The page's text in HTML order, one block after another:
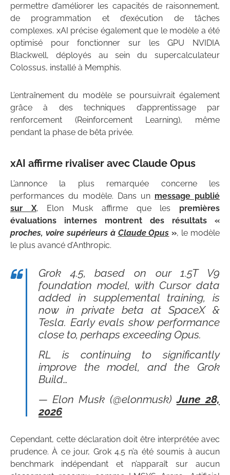
permettre d’améliorer les capacités de raisonnement,
de programmation et d’exécution de tâches
complexes. xAI précise également que le modèle a été
optimisé pour fonctionner sur les GPU NVIDIA
Blackwell, déployés au sein du supercalculateur
Colossus, installé à Memphis.
L’entraînement du modèle se poursuivrait également
grâce à des techniques d’apprentissage par
renforcement (Reinforcement Learning), même
pendant la phase de bêta privée.
xAI affirme rivaliser avec Claude Opus
L’annonce la plus remarquée concerne les
performances du modèle. Dans un message publié
sur X, Elon Musk affirme que les premières
évaluations internes montrent des résultats «
proches, voire supérieurs à Claude Opus », le modèle
le plus avancé d’Anthropic.
Grok 4.5, based on our 1.5T V9
foundation model, with Cursor data
added in supplemental training, is
now in private beta at SpaceX &
Tesla. Early evals show performance
close to, perhaps exceeding Opus.
RL is continuing to significantly
improve the model, and the Grok
Build…
— Elon Musk (@elonmusk)June 28,
2026
Cependant, cette déclaration doit être interprétée avec
prudence. À ce jour, Grok 4.5 n’a été soumis à aucun
benchmark indépendant et n’apparaît sur aucun